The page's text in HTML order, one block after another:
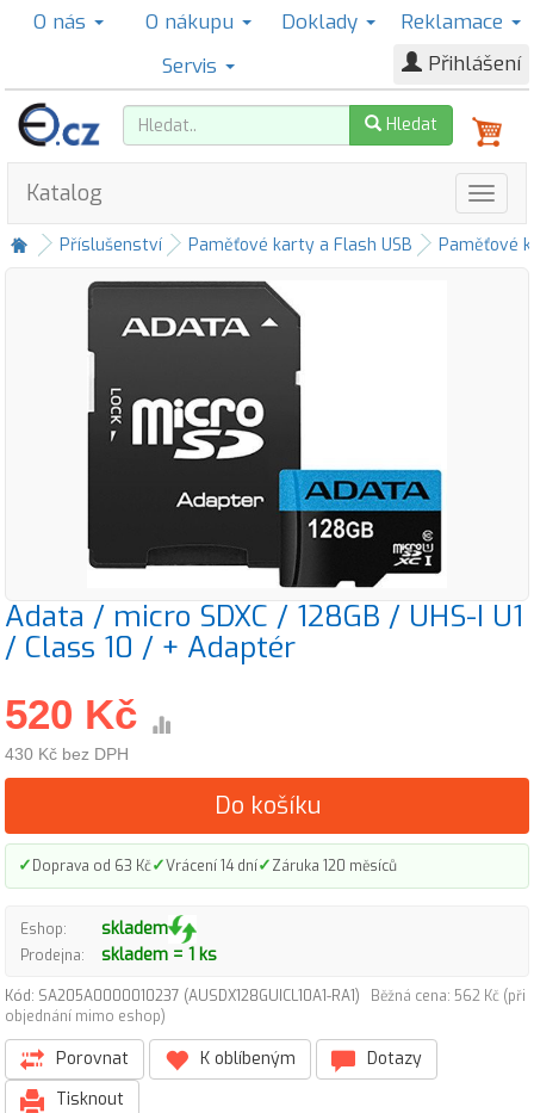
O nás O nákupu Doklady
Reklamace
Servis
Přihlášení
Hledat
Katalog
Příslušenství Paměťové karty a Flash USB Paměťové
Adata / micro SDXC / 128GB / UHS-I U1
/ Class 10 / + Adaptér
520 Kč
430 Kč bez DPH
Do košíku
✓Doprava od 63 Kč✓Vrácení 14 dní✓Záruka 120 měsíců
Eshop: skladem
Prodejna: skladem = 1 ks
Kód: SA205A0000010237 (AUSDX128GUICL10A1-RA1)
Běžná cena: 562 Kč (při
objednání mimo eshop)
Porovnat K oblíbeným
Dotazy
Tisknout